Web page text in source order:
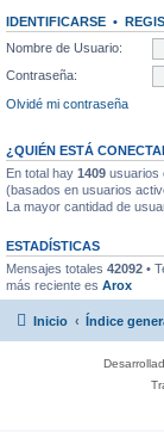
IDENTIFICARSE •
Nombre de Usuario:
Contraseña:
Olvidé mi contraseña
¿QUIÉN ESTÁ
En total hay 1409 usuarios
(basados en usuarios
La mayor cantidad de
ESTADÍSTICAS
Mensajes totales 42092 •
más reciente es Arox
Inicio Índice